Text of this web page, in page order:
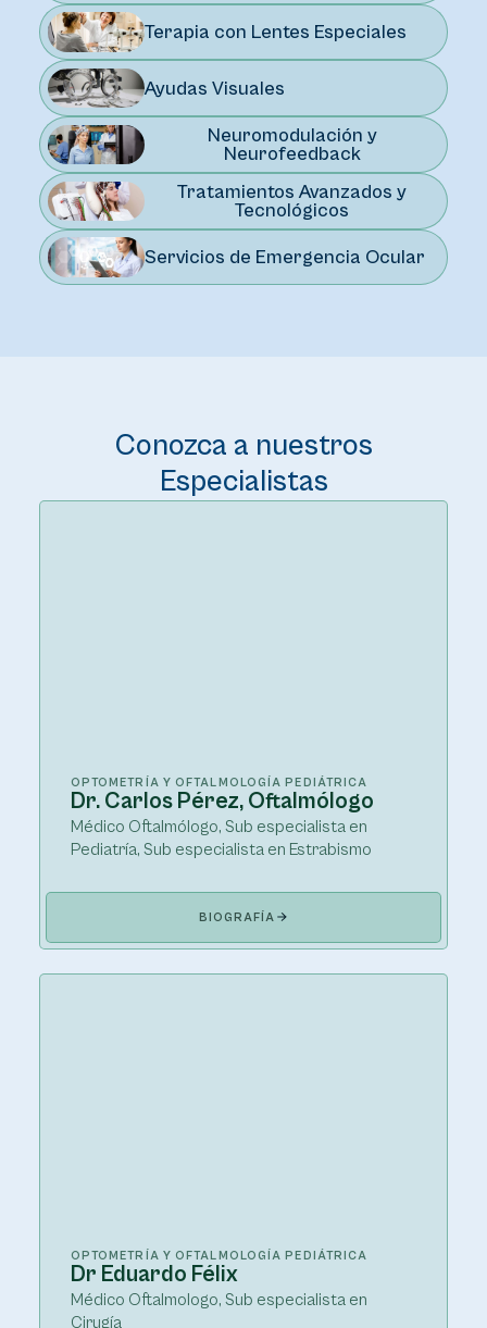
Terapia con Lentes Especiales
Ayudas Visuales
Neuromodulación y
Neurofeedback
Tratamientos Avanzados y
Tecnológicos
Servicios de Emergencia Ocular
Conozca a nuestros
Especialistas
OPTOMETRÍA Y OFTALMOLOGÍA PEDIÁTRICA
Dr. Carlos Pérez, Oftalmólogo
Médico Oftalmólogo, Sub especialista en
Pediatría, Sub especialista en Estrabismo
BIOGRAFÍA
OPTOMETRÍA Y OFTALMOLOGÍA PEDIÁTRICA
Dr Eduardo Félix
Médico Oftalmologo, Sub especialista en
Cirugía